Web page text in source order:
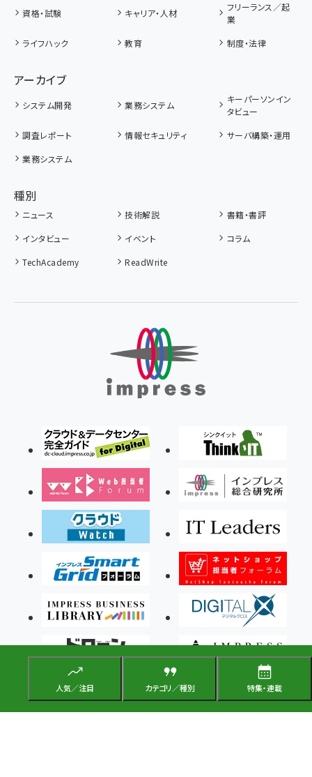
人気／注目 カテゴリ／種別 特集・連載
資格・試験 キャリア・人材
フリーランス／起
業
ライフハック
教育 制度・法律
アーカイブ
システム開発 業務システム
キーパーソンイン
タビュー
調査レポート
情報セキュリティ
サーバ構築・運用
業務システム
種別
ニュース 技術解説
書籍・書評
インタビュー
イベント
コラム
TechAcademy
ReadWrite